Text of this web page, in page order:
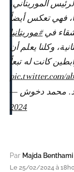
الموريتاني،
فهي تعكس أيضاً
في#موريتانيا
كانت له تبعاً
pic.twitter.com/
2024
Par Majda Benthami
Le 25/02/2024 à